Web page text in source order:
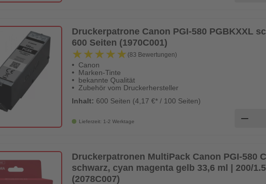
Druckerpatrone Canon PGI-580 PGBKXXL
600 Seiten (1970C001)
★★★★★
★★★★★ (83 Bewertungen)
Canon
Marken-Tinte
bekannte Qualität
Zubehör vom Druckerhersteller
Inhalt: 600 Seiten (4,17 €* / 100 Seiten)
Lieferzeit: 1-2 Werktage remove
Druckerpatronen MultiPack Canon PGI-580
schwarz, cyan magenta gelb 33,6 ml | 200/
(2078C007)